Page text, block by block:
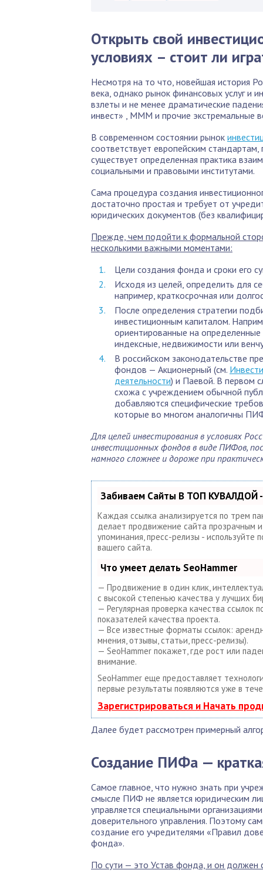
Открыть свой
условиях – стоит ли
Несмотря на то что, новейшая история
века, однако рынок финансовых услуг и
взлеты и не менее драматические
инвест» , МММ и прочие экстремальные
В современном состоянии рынок
соответствует европейским
существует определенная практика
социальными и правовыми институтами.
Сама процедура создания
достаточно простая и требует от
юридических документов (без
Прежде, чем подойти к формальной
несколькими важными моментами:
Цели создания фонда и сроки его
Исходя из целей, определить для
например, краткосрочная или
После определения стратегии
инвестиционным капиталом.
ориентированные на
индексные, недвижимости или
В российском законодательстве
фондов — Акционерный (см.
деятельности) и Паевой. В первом
схожа с учреждением обычной
добавляются специфические
которые во многом аналогичны
Для целей инвестирования в условиях
инвестиционных фондов в виде ПИФов,
намного сложнее и дороже при
Забиваем Сайты В ТОП КУВАЛДОЙ -
Каждая ссылка анализируется по трем
делает продвижение сайта прозрачным
упоминания, пресс-релизы -
вашего сайта.
Что умеет делать SeoHammer
— Продвижение в один клик,
с высокой степенью качества у лучших
— Регулярная проверка качества
показателей качества проекта.
— Все известные форматы ссылок:
мнения, отзывы, статьи, пресс-релизы).
— SeoHammer покажет, где рост или
внимание.
SeoHammer еще предоставляет
первые результаты появляются уже в
Зарегистрироваться и Начать
Далее будет рассмотрен примерный
Создание ПИФа —
Самое главное, что нужно знать при
смысле ПИФ не является юридическим
управляется специальными
доверительного управления. Поэтому
создание его учредителями «Правил
фонда».
По сути — это Устав фонда, и он должен